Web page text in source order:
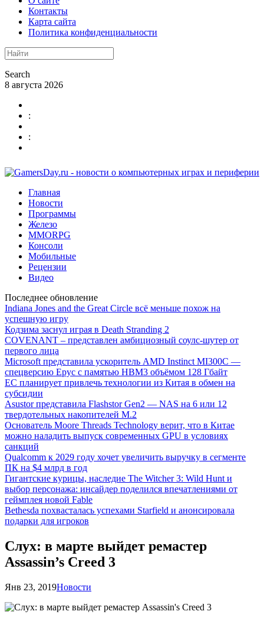
Контакты
Карта сайта
Политика конфиденциальности
Search
8 августа 2026
:
:
Главная
Новости
Программы
Железо
MMORPG
Консоли
Мобильные
Рецензии
Видео
Последнее обновление
Indiana Jones and the Great Circle всё меньше похож на
успешную игру
Кодзима заснул играя в Death Stranding 2
COVENANT – представлен амбициозный соулс-шутер от
первого лица
Microsoft представила ускоритель AMD Instinct MI300C —
спецверсию Epyc с памятью HBM3 объёмом 128 Гбайт
ЕС планирует привлечь технологии из Китая в обмен на
субсидии
Asustor представила Flashstor Gen2 — NAS на 6 или 12
твердотельных накопителей M.2
Основатель Moore Threads Technology верит, что в Китае
можно наладить выпуск современных GPU в условиях
санкций
Qualcomm к 2029 году хочет увеличить выручку в сегменте
ПК на $4 млрд в год
Гигантские курицы, наследие The Witcher 3: Wild Hunt и
выбор персонажа: инсайдер поделился впечатлениями от
геймплея новой Fable
Bethesda похвасталась успехами Starfield и анонсировала
подарки для игроков
Слух: в марте выйдет ремастер
Assassin’s Creed 3
Янв 23, 2019Новости